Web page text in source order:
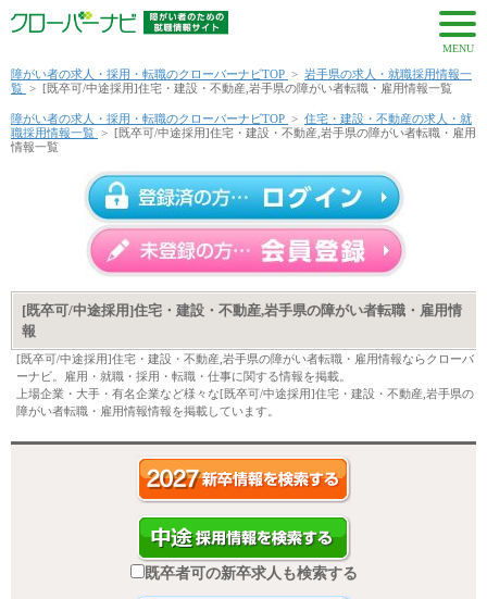
MENU
障がい者の求人・採用・転職のクローバーナビTOP > 岩手県の求人・就職採用情報一
覧 > [既卒可/中途採用]住宅・建設・不動産,岩手県の障がい者転職・雇用情報一覧
障がい者の求人・採用・転職のクローバーナビTOP > 住宅・建設・不動産の求人・就
職採用情報一覧 > [既卒可/中途採用]住宅・建設・不動産,岩手県の障がい者転職・雇用
情報一覧
[既卒可/中途採用]住宅・建設・不動産,岩手県の障がい者転職・雇用情
報
[既卒可/中途採用]住宅・建設・不動産,岩手県の障がい者転職・雇用情報ならクローバ
ーナビ。雇用・就職・採用・転職・仕事に関する情報を掲載。
上場企業・大手・有名企業など様々な[既卒可/中途採用]住宅・建設・不動産,岩手県の
障がい者転職・雇用情報情報を掲載しています。
既卒者可の新卒求人も検索する